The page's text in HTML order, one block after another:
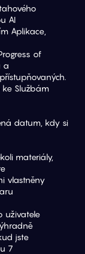
AI
Aplikace,
of
a
ke Službám
datum, kdy si
materiály,
vlastněny
uživatele
jste
7